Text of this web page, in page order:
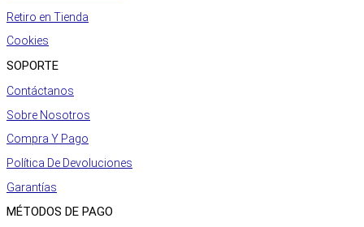
Retiro en Tienda
Cookies
SOPORTE
Contáctanos
Sobre Nosotros
Compra Y Pago
Política De Devoluciones
Garantías
MÉTODOS DE PAGO